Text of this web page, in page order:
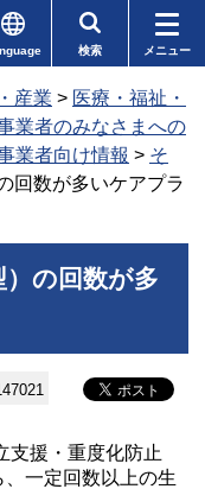
検索 メニュー
産業 > 医療・福祉・
業者のみなさまへの
業者向け情報 > そ
回数が多いケアプラ
の回数が多
援・重度化防止
一定回数以上の生